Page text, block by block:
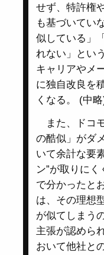
せず、特許権
も基づいてい
似している」
れない」とい
キャリアやメ
に独自改良を
くなる。 (中
また、ドコ
の酷似」がダ
いて余計な要
ン”が取りに
で分かったと
は、その理想
が似てしまう
主張が認めら
おいて他社と